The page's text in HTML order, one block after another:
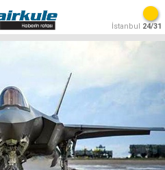
İstanbul 24/31